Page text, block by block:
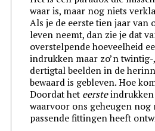
waar is, maar nog niets
Als je de eerste tien jaar van
leven neemt, dan zie je dat
overstelpende hoeveelheid
indrukken maar zo’n twintig-,
dertigtal beelden in de
bewaard is gebleven. Hoe
Doordat het eersteindrukken
waarvoor ons geheugen nog
passende fittingen heeft